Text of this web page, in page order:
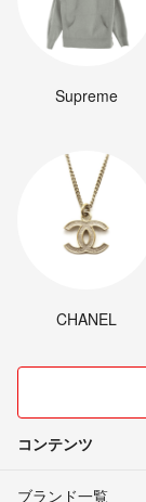
Supreme
CHANEL
コンテンツ
ブランド一覧